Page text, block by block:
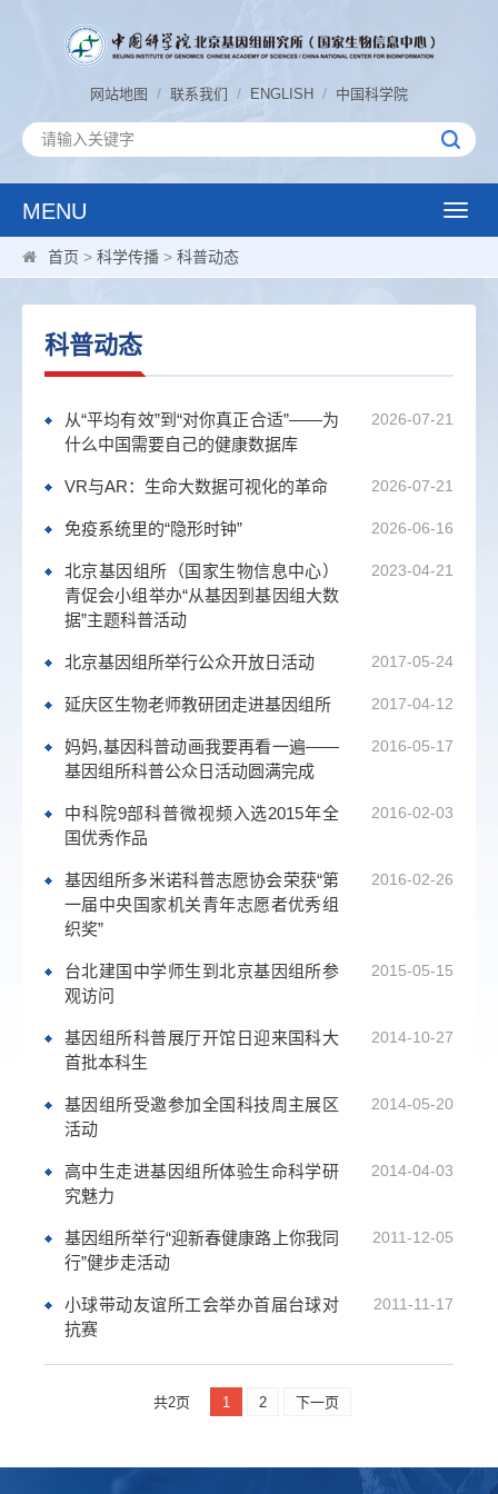
网站地图 / 联系我们 / ENGLISH / 中国科学院
MENU
Toggle
首页 > 科学传播 > 科普动态
科普动态
2026-07-21
从“平均有效”到“对你真正合适”——为
什么中国需要自己的健康数据库
2026-07-21
VR与AR：生命大数据可视化的革命
2026-06-16
免疫系统里的“隐形时钟”
2023-04-21
北京基因组所（国家生物信息中心）
青促会小组举办“从基因到基因组大数
据”主题科普活动
2017-05-24
北京基因组所举行公众开放日活动
2017-04-12
延庆区生物老师教研团走进基因组所
2016-05-17
妈妈,基因科普动画我要再看一遍——
基因组所科普公众日活动圆满完成
2016-02-03
中科院9部科普微视频入选2015年全
国优秀作品
2016-02-26
基因组所多米诺科普志愿协会荣获“第
一届中央国家机关青年志愿者优秀组
织奖”
2015-05-15
台北建国中学师生到北京基因组所参
观访问
2014-10-27
基因组所科普展厅开馆日迎来国科大
首批本科生
2014-05-20
基因组所受邀参加全国科技周主展区
活动
2014-04-03
高中生走进基因组所体验生命科学研
究魅力
2011-12-05
基因组所举行“迎新春健康路上你我同
行”健步走活动
2011-11-17
小球带动友谊所工会举办首届台球对
抗赛
共2页 1 2 下一页